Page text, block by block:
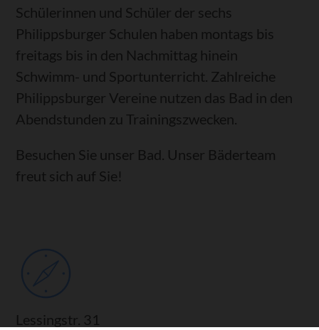
Schülerinnen und Schüler der sechs
Philippsburger Schulen haben montags bis
freitags bis in den Nachmittag hinein
Schwimm- und Sportunterricht. Zahlreiche
Philippsburger Vereine nutzen das Bad in den
Abendstunden zu Trainingszwecken.
Besuchen Sie unser Bad. Unser Bäderteam
freut sich auf Sie!
Lessingstr. 31